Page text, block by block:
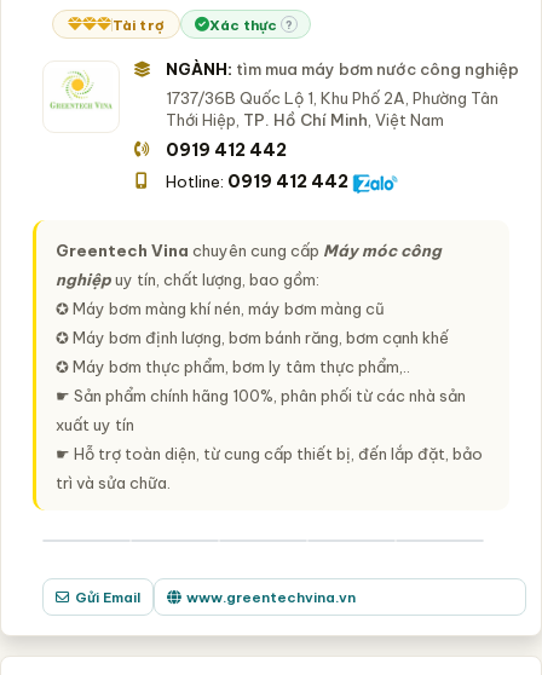
Tài trợ Xác thực ?
NGÀNH: tìm mua máy bơm nước công nghiệp
1737/36B Quốc Lộ 1, Khu Phố 2A, Phường Tân
Thới Hiệp, TP. Hồ Chí Minh, Việt Nam
0919 412 442
Hotline: 0919 412 442
Greentech Vina chuyên cung cấp Máy móc công
nghiệpuy tín, chất lượng, bao gồm:
✪ Máy bơm màng khí nén, máy bơm màng cũ
✪ Máy bơm định lượng, bơm bánh răng, bơm cạnh khế
✪ Máy bơm thực phẩm, bơm ly tâm thực phẩm,..
☛ Sản phẩm chính hãng 100%, phân phối từ các nhà sản
xuất uy tín
☛ Hỗ trợ toàn diện, từ cung cấp thiết bị, đến lắp đặt, bảo
trì và sửa chữa.
Gửi Email www.greentechvina.vn